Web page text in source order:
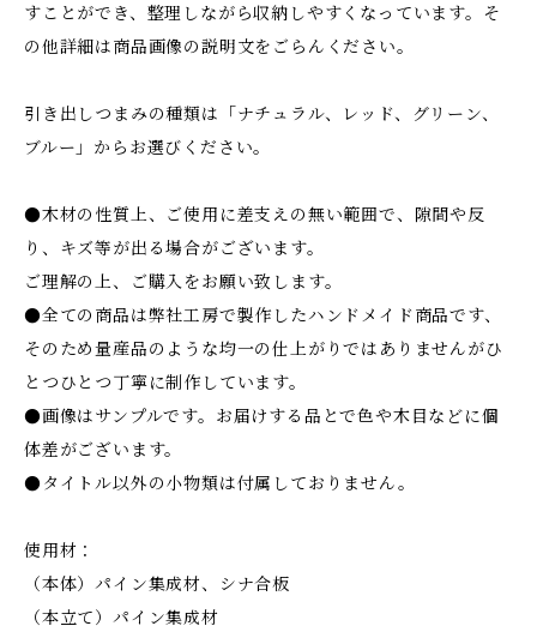
すことができ、整理しながら収納しやすくなっています。そ
の他詳細は商品画像の説明文をごらんください。
引き出しつまみの種類は「ナチュラル、レッド、グリーン、
ブルー」からお選びください。
●木材の性質上、ご使用に差支えの無い範囲で、隙間や反
り、キズ等が出る場合がございます。
ご理解の上、ご購入をお願い致します。
●全ての商品は弊社工房で製作したハンドメイド商品です、
そのため量産品のような均一の仕上がりではありませんがひ
とつひとつ丁寧に制作しています。
●画像はサンプルです。お届けする品とで色や木目などに個
体差がございます。
●タイトル以外の小物類は付属しておりません。
使用材：
（本体）パイン集成材、シナ合板
（本立て）パイン集成材